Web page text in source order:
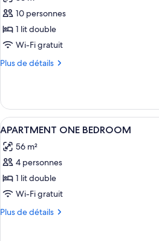
2
photos
pour
ce
type
APARTMENT
ONE
BEDROOM
10 personnes
1 lit double
Wi-Fi gratuit
Plus de détails
Plus
le
type
de
APARTMENT
ONE
Afficher
toutes
les
photos
pour
ce
type
8
APARTMENT ONE BEDROOM
56 m²
4 personnes
1 lit double
Wi-Fi gratuit
Plus de détails
Plus